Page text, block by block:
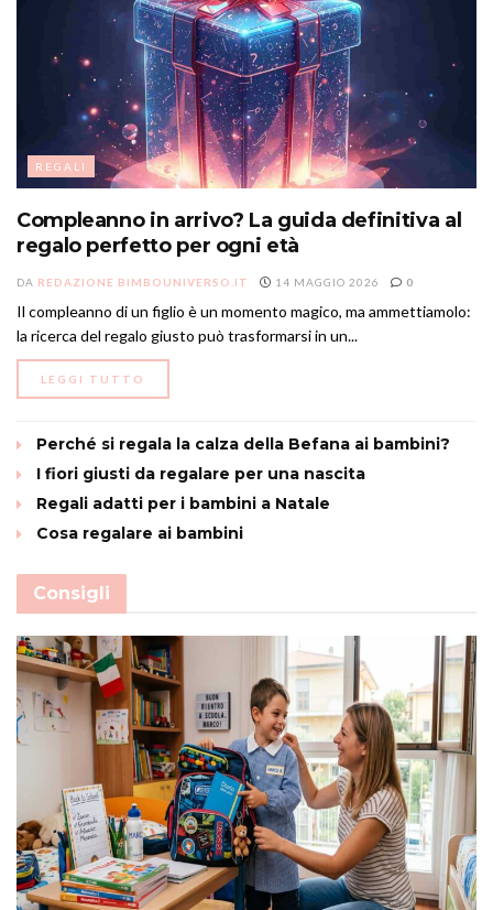
REGALI
Compleanno in arrivo? La guida definitiva al
regalo perfetto per ogni età
DA REDAZIONE BIMBOUNIVERSO.IT 14 MAGGIO 2026 0
Il compleanno di un figlio è un momento magico, ma ammettiamolo:
la ricerca del regalo giusto può trasformarsi in un...
LEGGI TUTTO
Perché si regala la calza della Befana ai bambini?
I fiori giusti da regalare per una nascita
Regali adatti per i bambini a Natale
Cosa regalare ai bambini
Consigli